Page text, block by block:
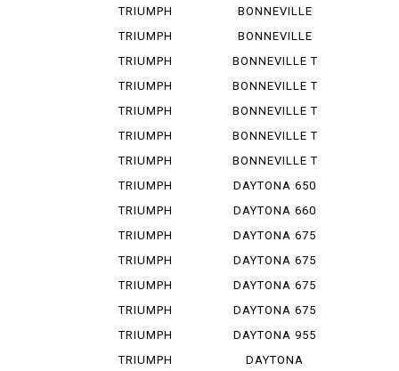
SCRAMBLE...
TRIUMPH
SCRAMBLE...
TRIUMPH
SPEED T...
TRIUMPH
SPEED T...
TRIUMPH
SPEED 400
TRIUMPH
STREET ...
TRIUMPH
STREET ...
TRIUMPH
STREET ...
TRIUMPH
THRUXTON...
TRIUMPH
TIGER S...
TRIUMPH
TIGER 12...
TRIUMPH
TIGER 80...
TRIUMPH
TIGER 90...
TRIUMPH
TIGER 90...
TRIUMPH
TRIDENT ...
TRIUMPH
790
BONNEVILLE
865
BONNEVILLE
BO BAR
BONNEVILLE T
100
BONNEVILLE T
100 B...
BONNEVILLE T
100 I...
BONNEVILLE T
120
BONNEVILLE T
140
DAYTONA 650
DAYTONA 660
DAYTONA 675
DAYTONA 675
R
DAYTONA 675
R ABS
DAYTONA 675
SE
DAYTONA 955
I
DAYTONA